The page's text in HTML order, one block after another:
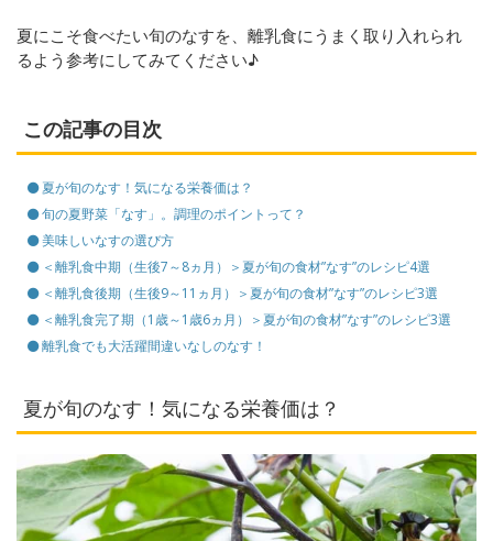
夏にこそ食べたい旬のなすを、離乳食にうまく取り入れられ
るよう参考にしてみてください♪
この記事の目次
夏が旬のなす！気になる栄養価は？
旬の夏野菜「なす」。調理のポイントって？
美味しいなすの選び方
＜離乳食中期（生後7～8ヵ月）＞夏が旬の食材”なす”のレシピ4選
＜離乳食後期（生後9～11ヵ月）＞夏が旬の食材”なす”のレシピ3選
＜離乳食完了期（1歳～1歳6ヵ月）＞夏が旬の食材”なす”のレシピ3選
離乳食でも大活躍間違いなしのなす！
夏が旬のなす！気になる栄養価は？